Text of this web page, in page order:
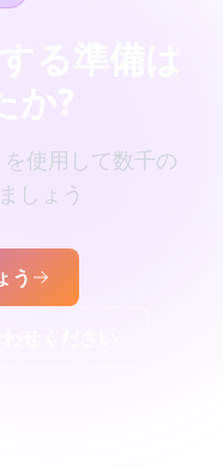
使用して数千の
しょう
う